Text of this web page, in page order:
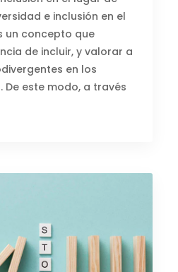
e inclusión en el
un concepto que
de incluir, y valorar a
en los
este modo, a través